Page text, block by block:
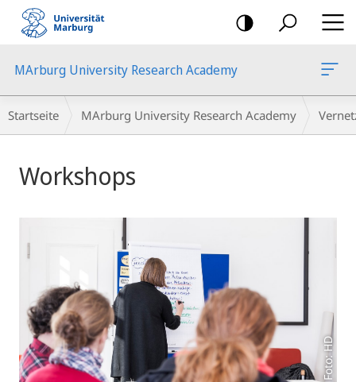
Mobile-
Navigation
MArburg University Research Academy
Breadcrumb-
Navigation
Startseite MArburg University Research Academy
Workshops
Foto: HD